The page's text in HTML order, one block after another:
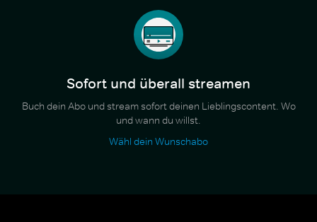
Sofort und überall streamen
Buch dein Abo und stream sofort deinen Lieblingscontent. Wo
und wann du willst.
Wähl dein Wunschabo